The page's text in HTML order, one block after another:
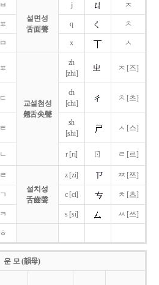
ㅂ
설면성
舌面聲
j ㅈ
ㅍ q ㅊ
ㅁ x ㅅ
ㅍ
교설첨성
翹舌尖聲
zh
[zhi]
ㅈ [즈]
ㄷ
ch
[chi]
ㅊ [츠]
ㅌ
sh
[shi]
ㅅ [스]
ㄴ r [ri] ㄖ ㄹ [르]
ㄹ
설치성
舌齒聲
z [zi] ㅉ [쯔]
ㄱ c [ci] ㅊ [츠]
ㅋ s [si] ㅆ [쓰]
ㅎ
운 모 (韻母)